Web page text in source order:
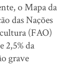
o Mapa da
das Nações
(FAO)
2,5% da
grave